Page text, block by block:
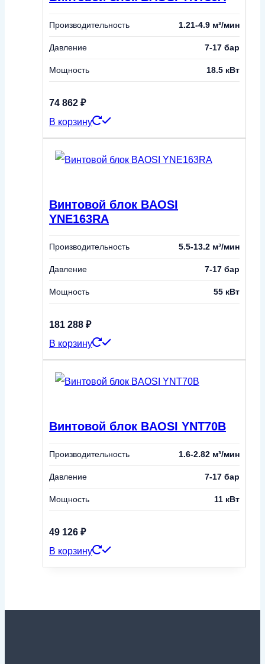
Производительность 1.21-4.9 м³/мин
Давление 7-17 бар
Мощность 18.5 кВт
74 862 ₽
В корзину
Винтовой блок BAOSI
YNE163RA
Производительность 5.5-13.2 м³/мин
Давление 7-17 бар
Мощность 55 кВт
181 288 ₽
В корзину
Винтовой блок BAOSI YNT70B
Производительность 1.6-2.82 м³/мин
Давление 7-17 бар
Мощность 11 кВт
49 126 ₽
В корзину